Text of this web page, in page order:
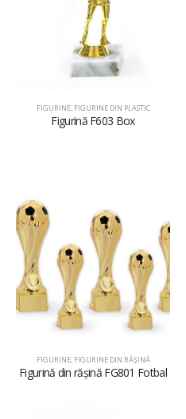
FIGURINE, FIGURINE DIN PLASTIC
Figurină F603 Box
FIGURINE, FIGURINE DIN RĂŞINĂ
Figurină din rășină FG801 Fotbal